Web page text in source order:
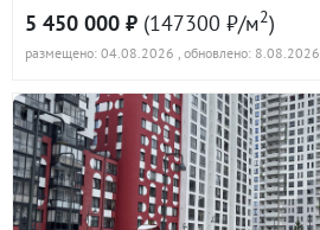
5 450 000 ₽ (147300 ₽/м2)
размещено: 04.08.2026 , обновлено: 8.08.2026